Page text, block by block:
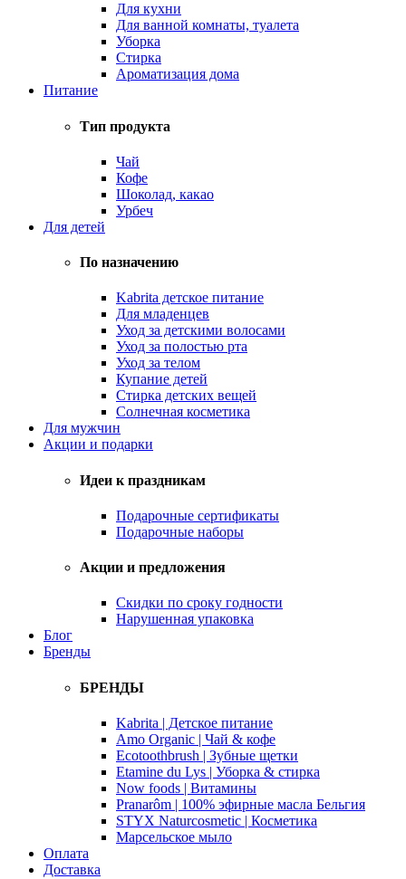
Для кухни
Для ванной комнаты, туалета
Уборка
Стирка
Ароматизация дома
Питание
Тип продукта
Чай
Кофе
Шоколад, какао
Урбеч
Для детей
По назначению
Kabrita детское питание
Для младенцев
Уход за детскими волосами
Уход за полостью рта
Уход за телом
Купание детей
Стирка детских вещей
Солнечная косметика
Для мужчин
Акции и подарки
Идеи к праздникам
Подарочные сертификаты
Подарочные наборы
Акции и предложения
Скидки по сроку годности
Нарушенная упаковка
Блог
Бренды
БРЕНДЫ
Kabrita | Детское питание
Amo Organic | Чай & кофе
Ecotoothbrush | Зубные щетки
Etamine du Lys | Уборка & стирка
Now foods | Витамины
Pranarôm | 100% эфирные масла Бельгия
STYX Naturcosmetic | Косметика
Марсельское мыло
Оплата
Доставка